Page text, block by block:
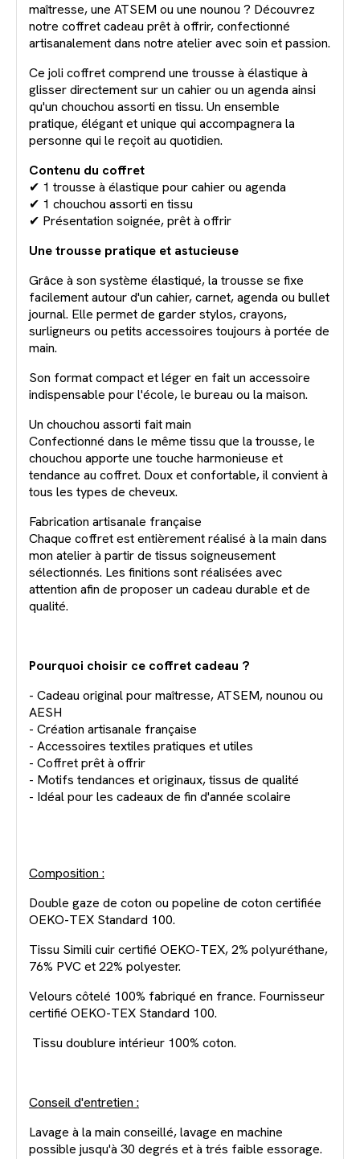
maîtresse, une ATSEM ou une nounou ? Découvrez
notre coffret cadeau prêt à offrir, confectionné
artisanalement dans notre atelier avec soin et passion.
Ce joli coffret comprend une trousse à élastique à
glisser directement sur un cahier ou un agenda ainsi
qu'un chouchou assorti en tissu. Un ensemble
pratique, élégant et unique qui accompagnera la
personne qui le reçoit au quotidien.
Contenu du coffret
✔ 1 trousse à élastique pour cahier ou agenda
✔ 1 chouchou assorti en tissu
✔ Présentation soignée, prêt à offrir
Une trousse pratique et astucieuse
Grâce à son système élastiqué, la trousse se fixe
facilement autour d'un cahier, carnet, agenda ou bullet
journal. Elle permet de garder stylos, crayons,
surligneurs ou petits accessoires toujours à portée de
main.
Son format compact et léger en fait un accessoire
indispensable pour l'école, le bureau ou la maison.
Un chouchou assorti fait main
Confectionné dans le même tissu que la trousse, le
chouchou apporte une touche harmonieuse et
tendance au coffret. Doux et confortable, il convient à
tous les types de cheveux.
Fabrication artisanale française
Chaque coffret est entièrement réalisé à la main dans
mon atelier à partir de tissus soigneusement
sélectionnés. Les finitions sont réalisées avec
attention afin de proposer un cadeau durable et de
qualité.
Pourquoi choisir ce coffret cadeau ?
- Cadeau original pour maîtresse, ATSEM, nounou ou
AESH
- Création artisanale française
- Accessoires textiles pratiques et utiles
- Coffret prêt à offrir
- Motifs tendances et originaux, tissus de qualité
- Idéal pour les cadeaux de fin d'année scolaire
Composition :
Double gaze de coton ou popeline de coton certifiée
OEKO-TEX Standard 100.
Tissu Simili cuir certifié OEKO-TEX, 2% polyuréthane,
76% PVC et 22% polyester.
Velours côtelé 100% fabriqué en france. Fournisseur
certifié OEKO-TEX Standard 100.
Tissu doublure intérieur 100% coton.
Conseil d'entretien :
Lavage à la main conseillé, lavage en machine
possible jusqu'à 30 degrés et à trés faible essorage.